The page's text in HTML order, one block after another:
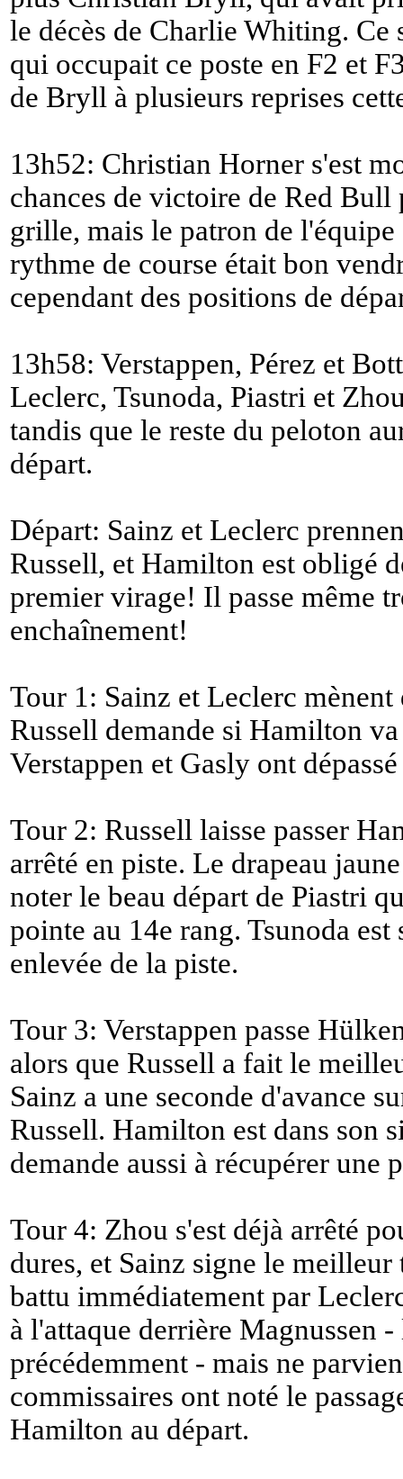
le décès de Charlie Whiting. Ce
qui occupait ce poste en F2 et
de Bryll à plusieurs reprises
13h52: Christian Horner s'est
chances de victoire de Red
grille, mais le patron de
rythme de course était bon
cependant des positions de
13h58: Verstappen, Pérez et
Leclerc, Tsunoda, Piastri et
tandis que le reste du peloton
départ.
Départ: Sainz et Leclerc
Russell, et Hamilton est obligé
premier virage! Il passe même
enchaînement!
Tour 1: Sainz et Leclerc
Russell demande si Hamilton
Verstappen et Gasly ont
Tour 2: Russell laisse passer
arrêté en piste. Le drapeau
noter le beau départ de Piastri
pointe au 14e rang. Tsunoda
enlevée de la piste.
Tour 3: Verstappen passe
alors que Russell a fait le
Sainz a une seconde d'avance
Russell. Hamilton est dans son
demande aussi à récupérer une
Tour 4: Zhou s'est déjà arrêté
dures, et Sainz signe le
battu immédiatement par
à l'attaque derrière Magnussen
précédemment - mais ne
commissaires ont noté le
Hamilton au départ.